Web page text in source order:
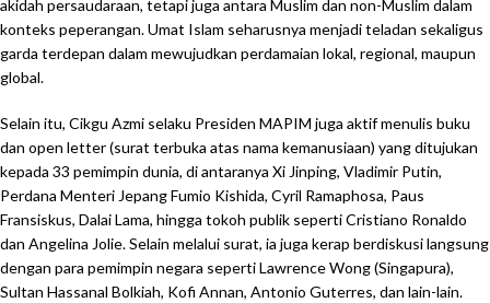
akidah persaudaraan, tetapi juga antara Muslim dan non-Muslim dalam
konteks peperangan. Umat Islam seharusnya menjadi teladan sekaligus
garda terdepan dalam mewujudkan perdamaian lokal, regional, maupun
global.
Selain itu, Cikgu Azmi selaku Presiden MAPIM juga aktif menulis buku
dan open letter (surat terbuka atas nama kemanusiaan) yang ditujukan
kepada 33 pemimpin dunia, di antaranya Xi Jinping, Vladimir Putin,
Perdana Menteri Jepang Fumio Kishida, Cyril Ramaphosa, Paus
Fransiskus, Dalai Lama, hingga tokoh publik seperti Cristiano Ronaldo
dan Angelina Jolie. Selain melalui surat, ia juga kerap berdiskusi langsung
dengan para pemimpin negara seperti Lawrence Wong (Singapura),
Sultan Hassanal Bolkiah, Kofi Annan, Antonio Guterres, dan lain-lain.